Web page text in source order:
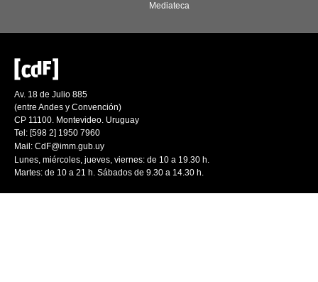
Mediateca
Av. 18 de Julio 885
(entre Andes y Convención)
CP 11100. Montevideo. Uruguay
Tel: [598 2] 1950 7960
Mail: CdF@imm.gub.uy
Lunes, miércoles, jueves, viernes: de 10 a 19.30 h.
Martes: de 10 a 21 h. Sábados de 9.30 a 14.30 h.